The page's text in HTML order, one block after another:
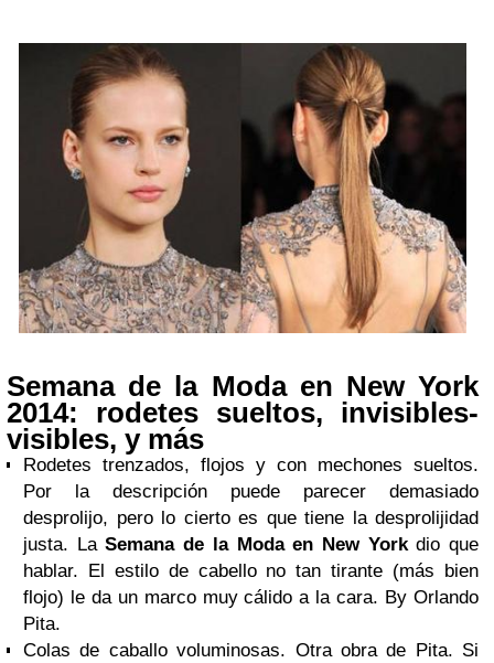
Semana de la Moda en New York
2014: rodetes sueltos, invisibles-
visibles, y más
Rodetes trenzados, flojos y con mechones sueltos.
Por la descripción puede parecer demasiado
desprolijo, pero lo cierto es que tiene la desprolijidad
justa. LaSemana de la Moda en New Yorkdio que
hablar. El estilo de cabello no tan tirante (más bien
flojo) le da un marco muy cálido a la cara. By Orlando
Pita.
Colas de caballo voluminosas. Otra obra de Pita. Si